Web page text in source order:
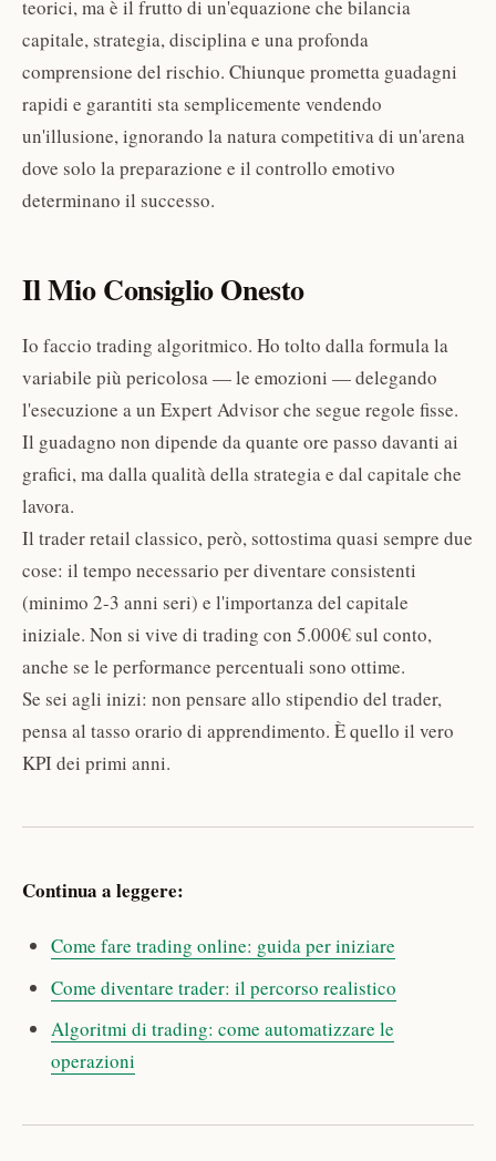
teorici, ma è il frutto di un'equazione che bilancia
capitale, strategia, disciplina e una profonda
comprensione del rischio. Chiunque prometta guadagni
rapidi e garantiti sta semplicemente vendendo
un'illusione, ignorando la natura competitiva di un'arena
dove solo la preparazione e il controllo emotivo
determinano il successo.
Il Mio Consiglio Onesto
Io faccio trading algoritmico. Ho tolto dalla formula la
variabile più pericolosa — le emozioni — delegando
l'esecuzione a un Expert Advisor che segue regole fisse.
Il guadagno non dipende da quante ore passo davanti ai
grafici, ma dalla qualità della strategia e dal capitale che
lavora.
Il trader retail classico, però, sottostima quasi sempre due
cose: il tempo necessario per diventare consistenti
(minimo 2-3 anni seri) e l'importanza del capitale
iniziale. Non si vive di trading con 5.000€ sul conto,
anche se le performance percentuali sono ottime.
Se sei agli inizi: non pensare allo stipendio del trader,
pensa al tasso orario di apprendimento. È quello il vero
KPI dei primi anni.
Continua a leggere:
Come fare trading online: guida per iniziare
Come diventare trader: il percorso realistico
Algoritmi di trading: come automatizzare le
operazioni